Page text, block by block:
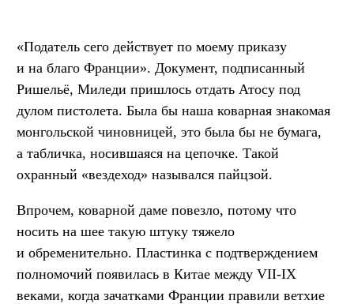
«Податель сего действует по моему приказу
и на благо Франции». Документ, подписанный
Ришельё, Миледи пришлось отдать Атосу под
дулом пистолета. Была бы наша коварная знакомая
монгольской чиновницей, это была бы не бумага,
а табличка, носившаяся на цепочке. Такой
охранный «вездеход» назывался пайцзой.
Впрочем, коварной даме повезло, потому что
носить на шее такую штуку тяжело
и обременительно. Пластинка с подтверждением
полномочий появилась в Китае между VII-IX
веками, когда зачатками Франции правили ветхие